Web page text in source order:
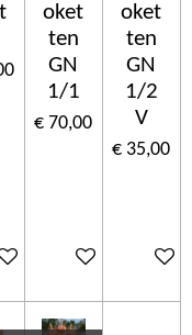
oket
ten
GN
1/1
€ 70,00
In winkelwagen
oket
ten
GN
1/2
V
€ 35,00
In